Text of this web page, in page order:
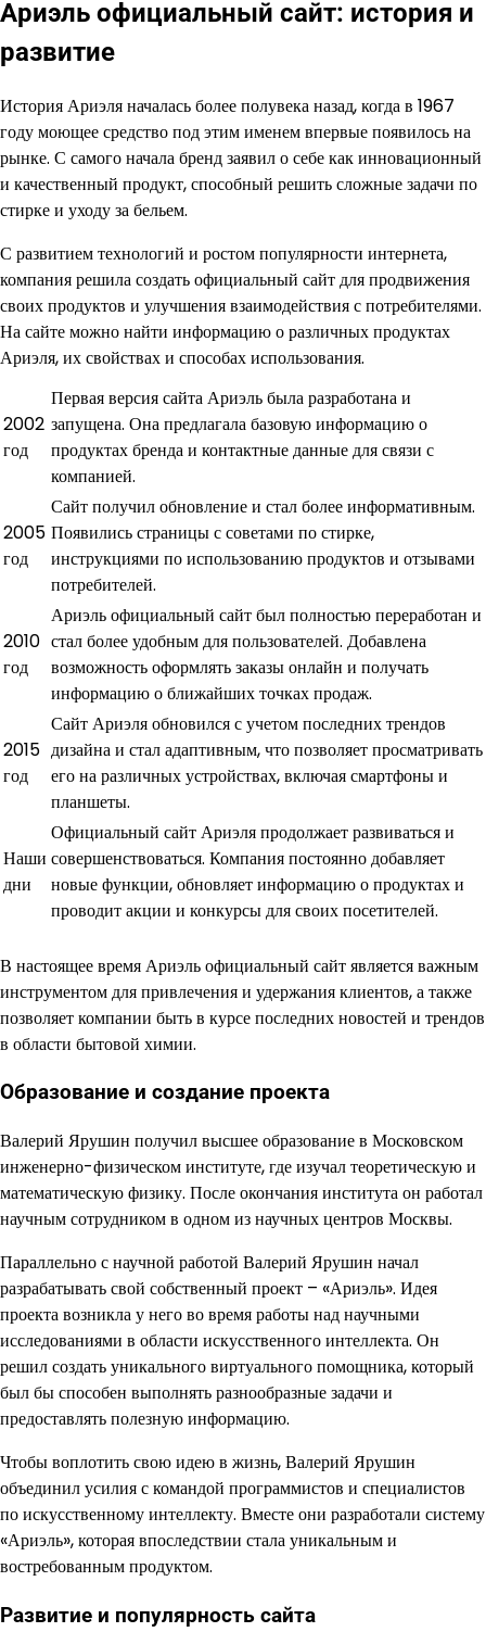
Ариэль официальный сайт: история и
развитие
История Ариэля началась более полувека назад, когда в 1967
году моющее средство под этим именем впервые появилось на
рынке. С самого начала бренд заявил о себе как инновационный
и качественный продукт, способный решить сложные задачи по
стирке и уходу за бельем.
С развитием технологий и ростом популярности интернета,
компания решила создать официальный сайт для продвижения
своих продуктов и улучшения взаимодействия с потребителями.
На сайте можно найти информацию о различных продуктах
Ариэля, их свойствах и способах использования.
2002
год
Первая версия сайта Ариэль была разработана и
запущена. Она предлагала базовую информацию о
продуктах бренда и контактные данные для связи с
компанией.
2005
год
Сайт получил обновление и стал более информативным.
Появились страницы с советами по стирке,
инструкциями по использованию продуктов и отзывами
потребителей.
2010
год
Ариэль официальный сайт был полностью переработан и
стал более удобным для пользователей. Добавлена
возможность оформлять заказы онлайн и получать
информацию о ближайших точках продаж.
2015
год
Сайт Ариэля обновился с учетом последних трендов
дизайна и стал адаптивным, что позволяет просматривать
его на различных устройствах, включая смартфоны и
планшеты.
Наши
дни
Официальный сайт Ариэля продолжает развиваться и
совершенствоваться. Компания постоянно добавляет
новые функции, обновляет информацию о продуктах и
проводит акции и конкурсы для своих посетителей.
В настоящее время Ариэль официальный сайт является важным
инструментом для привлечения и удержания клиентов, а также
позволяет компании быть в курсе последних новостей и трендов
в области бытовой химии.
Образование и создание проекта
Валерий Ярушин получил высшее образование в Московском
инженерно-физическом институте, где изучал теоретическую и
математическую физику. После окончания института он работал
научным сотрудником в одном из научных центров Москвы.
Параллельно с научной работой Валерий Ярушин начал
разрабатывать свой собственный проект – «Ариэль». Идея
проекта возникла у него во время работы над научными
исследованиями в области искусственного интеллекта. Он
решил создать уникального виртуального помощника, который
был бы способен выполнять разнообразные задачи и
предоставлять полезную информацию.
Чтобы воплотить свою идею в жизнь, Валерий Ярушин
объединил усилия с командой программистов и специалистов
по искусственному интеллекту. Вместе они разработали систему
«Ариэль», которая впоследствии стала уникальным и
востребованным продуктом.
Развитие и популярность сайта